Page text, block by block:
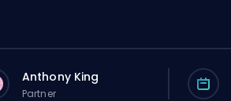
Anthony King
Partner